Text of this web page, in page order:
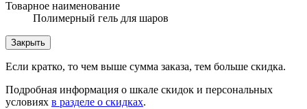
Товарное наименование
Полимерный гель для шаров
Закрыть
Если кратко, то чем выше сумма заказа, тем больше скидка.
Подробная информация о шкале скидок и персональных
условиях в разделе о скидках.